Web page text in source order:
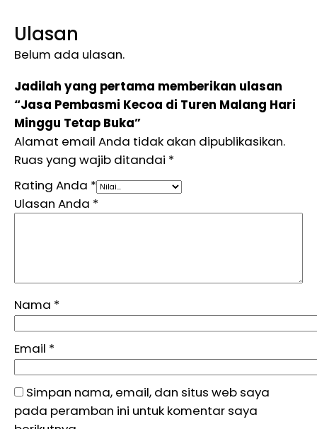
Ulasan
Belum ada ulasan.
Jadilah yang pertama memberikan ulasan
“Jasa Pembasmi Kecoa di Turen Malang Hari
Minggu Tetap Buka”
Alamat email Anda tidak akan dipublikasikan.
Ruas yang wajib ditandai *
Rating Anda *
Ulasan Anda *
Nama *
Email *
Simpan nama, email, dan situs web saya
pada peramban ini untuk komentar saya